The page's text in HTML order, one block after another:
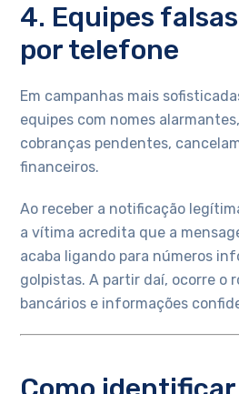
4. Equipes
por telefone
Em campanhas mais
equipes com nomes
cobranças pendentes,
financeiros.
Ao receber a notificação
a vítima acredita que a
acaba ligando para números
golpistas. A partir daí, ocorre o
bancários e informações